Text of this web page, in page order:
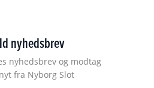
nyhedsbrev
nyhedsbrev og modtag
fra Nyborg Slot